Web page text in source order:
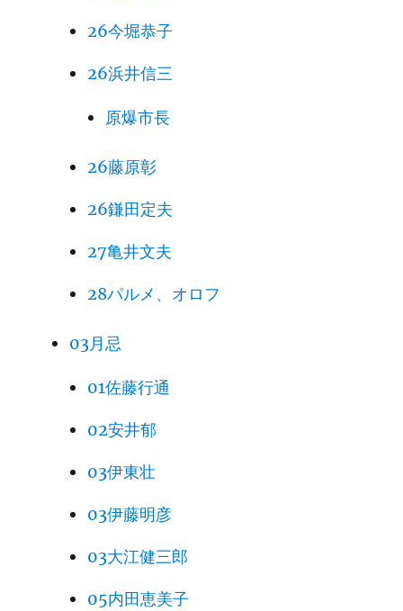
26今堀恭子
26浜井信三
原爆市長
26藤原彰
26鎌田定夫
27亀井文夫
28パルメ、オロフ
03月忌
01佐藤行通
02安井郁
03伊東壮
03伊藤明彦
03大江健三郎
05内田恵美子